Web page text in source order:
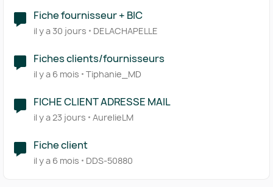
Fiche fournisseur + BIC
il y a 30 jours DELACHAPELLE
Fiches clients/fournisseurs
il y a 6 mois Tiphanie_MD
FICHE CLIENT ADRESSE MAIL
il y a 23 jours AurelieLM
Fiche client
il y a 6 mois DDS-50880